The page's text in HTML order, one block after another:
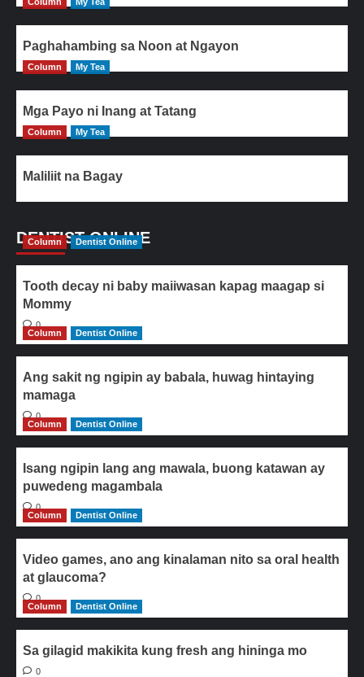
Paghahambing sa Noon at Ngayon
Column My Tea
Mga Payo ni Inang at Tatang
Column My Tea
Maliliit na Bagay
DENTIST ONLINE
Column Dentist Online
Tooth decay ni baby maiiwasan kapag maagap si
Mommy
0
Column
Dentist Online
Ang sakit ng ngipin ay babala, huwag hintaying
mamaga
0
Column
Dentist Online
Isang ngipin lang ang mawala, buong katawan ay
puwedeng magambala
0
Column
Dentist Online
Video games, ano ang kinalaman nito sa oral health
at glaucoma?
0
Column
Dentist Online
Sa gilagid makikita kung fresh ang hininga mo
0